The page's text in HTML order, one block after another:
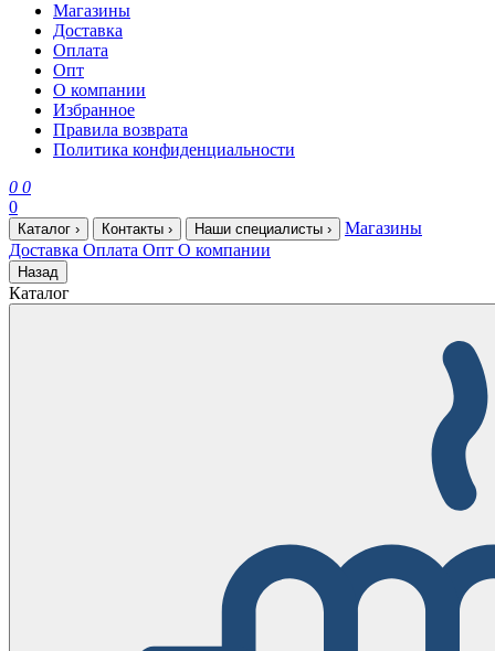
Магазины
Доставка
Оплата
Опт
О компании
Избранное
Правила возврата
Политика конфиденциальности
0 0
0
Каталог › Контакты › Наши специалисты ›
Магазины
Доставка Оплата Опт О компании
Назад
Каталог